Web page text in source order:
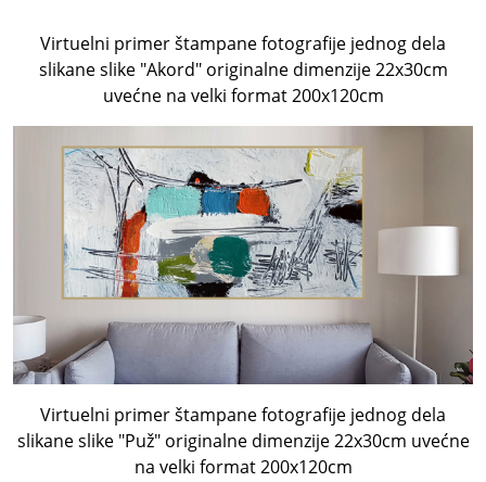
Virtuelni primer štampane fotografije jednog dela
slikane slike "Akord" originalne dimenzije 22x30cm
uvećne na velki format 200x120cm
Virtuelni primer štampane fotografije jednog dela
slikane slike "Puž" originalne dimenzije 22x30cm uvećne
na velki format 200x120cm